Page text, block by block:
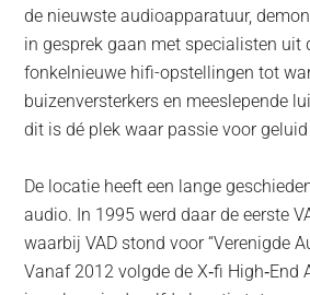
de nieuwste audioapparatuur,
in gesprek gaan met specialisten uit
fonkelnieuwe hifi-opstellingen tot
buizenversterkers en meeslepende
dit is dé plek waar passie voor
De locatie heeft een lange
audio. In 1995 werd daar de eerste
waarbij VAD stond voor “Verenigde
Vanaf 2012 volgde de X‑fi High‑End